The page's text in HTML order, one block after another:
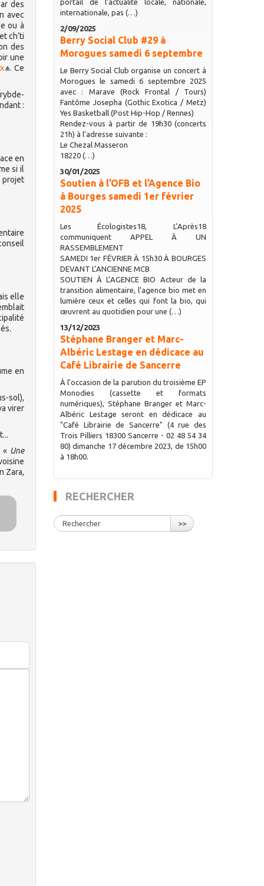
des
avec
ou à
ch’ti
des
une
. Ce
:
en
si il
projet
elle
en
sol),
virer
« Une
Zara,
portail de l’actualité locale, nationale,
internationale, pas (…)
2/09/2025
Berry Social Club #29 à
Morogues samedi 6 septembre
Le Berry Social Club organise un concert à
Morogues le samedi 6 septembre 2025
avec : Marave (Rock Frontal / Tours)
Fantôme Josepha (Gothic Exotica / Metz)
Yes Basketball (Post Hip-Hop / Rennes)
Rendez-vous à partir de 19h30 (concerts
21h) à l’adresse suivante :
Le Chezal Masseron
18220 (…)
30/01/2025
Soutien à l’OFB et l’Agence Bio
à Bourges samedi 1er février
2025
Les Écologistes18, L’Après18
communiquent APPEL À UN
RASSEMBLEMENT
SAMEDI 1er FÉVRIER À 15h30 À BOURGES
DEVANT L’ANCIENNE MCB
SOUTIEN À L’AGENCE BIO Acteur de la
transition alimentaire, l’agence bio met en
lumière ceux et celles qui font la bio, qui
œuvrent au quotidien pour une (…)
13/12/2023
Stéphane Branger et Marc-
Albéric Lestage en dédicace au
Café Librairie de Sancerre
À l’occasion de la parution du troisième EP
Monodies (cassette et formats
numériques), Stéphane Branger et Marc-
Albéric Lestage seront en dédicace au
"Café Librairie de Sancerre" (4 rue des
Trois Pilliers 18300 Sancerre - 02 48 54 34
80) dimanche 17 décembre 2023, de 15h00
à 18h00.
RECHERCHER
>>